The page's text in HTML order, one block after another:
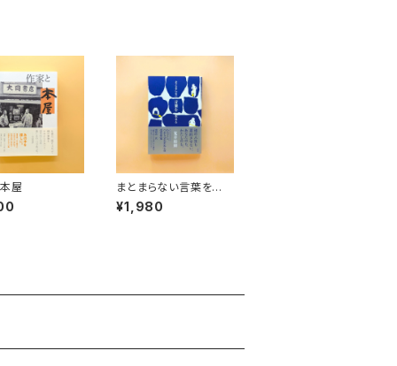
屋
まとまらない言葉を生き
る
¥1,980